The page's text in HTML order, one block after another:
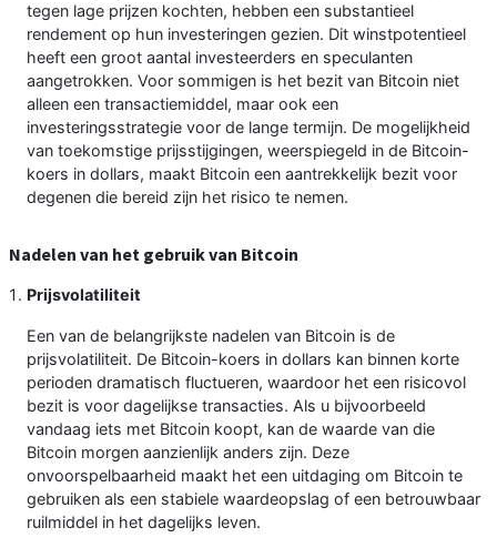
tegen lage prijzen kochten, hebben een substantieel
rendement op hun investeringen gezien. Dit winstpotentieel
heeft een groot aantal investeerders en speculanten
aangetrokken. Voor sommigen is het bezit van Bitcoin niet
alleen een transactiemiddel, maar ook een
investeringsstrategie voor de lange termijn. De mogelijkheid
van toekomstige prijsstijgingen, weerspiegeld in de Bitcoin-
koers in dollars, maakt Bitcoin een aantrekkelijk bezit voor
degenen die bereid zijn het risico te nemen.
Nadelen van het gebruik van Bitcoin
Prijsvolatiliteit
Een van de belangrijkste nadelen van Bitcoin is de
prijsvolatiliteit. De Bitcoin-koers in dollars kan binnen korte
perioden dramatisch fluctueren, waardoor het een risicovol
bezit is voor dagelijkse transacties. Als u bijvoorbeeld
vandaag iets met Bitcoin koopt, kan de waarde van die
Bitcoin morgen aanzienlijk anders zijn. Deze
onvoorspelbaarheid maakt het een uitdaging om Bitcoin te
gebruiken als een stabiele waardeopslag of een betrouwbaar
ruilmiddel in het dagelijks leven.